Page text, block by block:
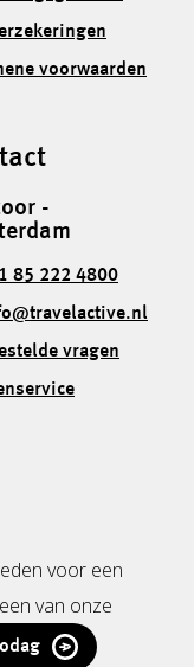
voorwaarden
-
85 222 4800
vragen
voor een
van onze